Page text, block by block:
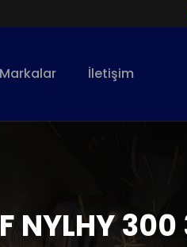
Markalar İletişim
NYLHY 300